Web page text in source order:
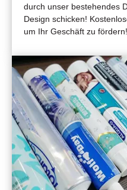
durch unser bestehendes
Design schicken!
um Ihr Geschäft zu fördern!